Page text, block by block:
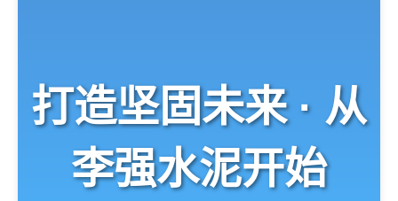
打造坚固未来 · 从
李强水泥开始